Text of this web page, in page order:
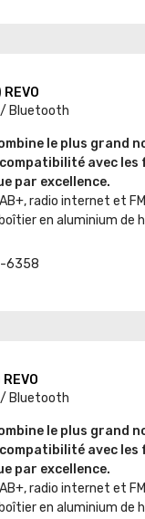
/ Bluetooth
le plus grand
avec les
par excellence.
radio internet et
en aluminium de
6358
/ Bluetooth
le plus grand
avec les
par excellence.
radio internet et
en aluminium de